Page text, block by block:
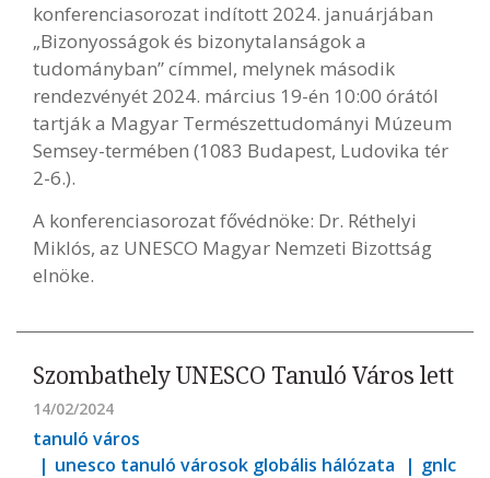
konferenciasorozat indított 2024. januárjában
„Bizonyosságok és bizonytalanságok a
tudományban” címmel, melynek második
rendezvényét 2024. március 19-én 10:00 órától
tartják a Magyar Természettudományi Múzeum
Semsey-termében (1083 Budapest, Ludovika tér
2-6.).
A konferenciasorozat fővédnöke: Dr. Réthelyi
Miklós, az UNESCO Magyar Nemzeti Bizottság
elnöke.
Szombathely UNESCO Tanuló Város lett
14/02/2024
tanuló város
unesco tanuló városok globális hálózata
gnlc